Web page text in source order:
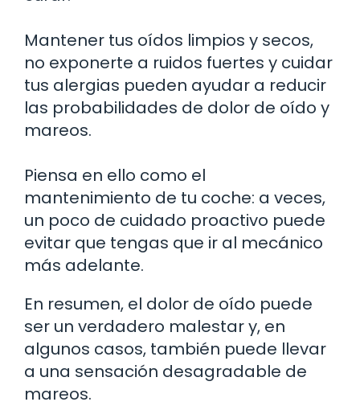
Mantener tus oídos limpios y secos,
no exponerte a ruidos fuertes y cuidar
tus alergias pueden ayudar a reducir
las probabilidades de dolor de oído y
mareos.
Piensa en ello como el
mantenimiento de tu coche: a veces,
un poco de cuidado proactivo puede
evitar que tengas que ir al mecánico
más adelante.
En resumen, el dolor de oído puede
ser un verdadero malestar y, en
algunos casos, también puede llevar
a una sensación desagradable de
mareos.